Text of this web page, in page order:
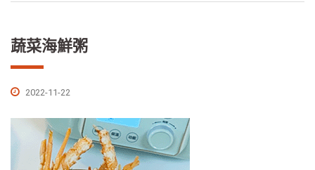
蔬菜海鮮粥
2022-11-22